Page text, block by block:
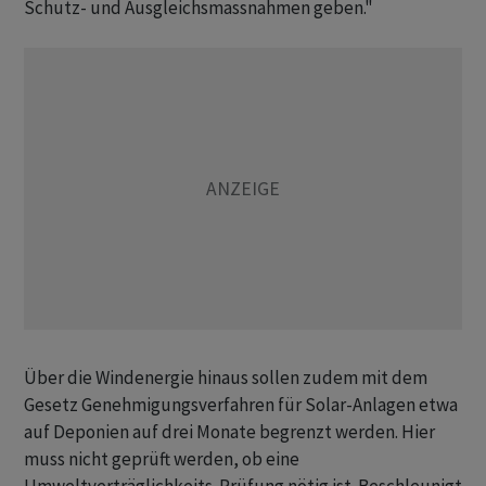
Schutz- und Ausgleichsmassnahmen geben."
Über die Windenergie hinaus sollen zudem mit dem
Gesetz Genehmigungsverfahren für Solar-Anlagen etwa
auf Deponien auf drei Monate begrenzt werden. Hier
muss nicht geprüft werden, ob eine